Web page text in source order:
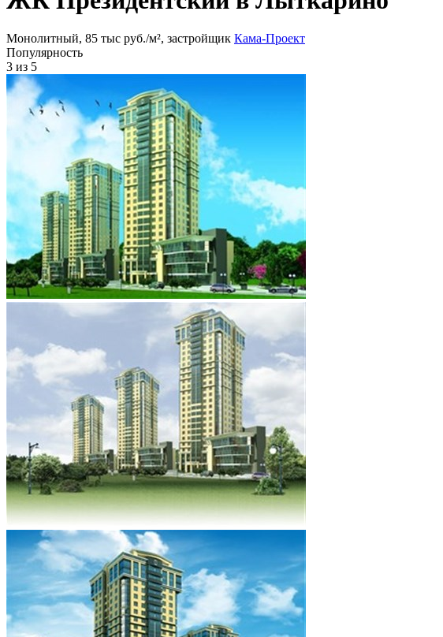
Монолитный, 85 тыс руб./м², застройщик Кама-Проект
Популярность
3 из 5